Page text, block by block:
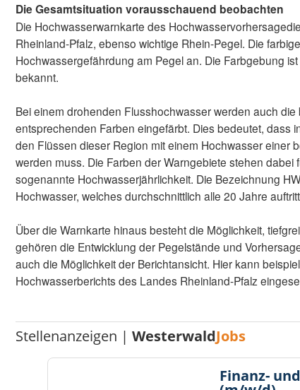
Die Gesamtsituation vorausschauend beobachten
Die Hochwasserwarnkarte des
Rheinland-Pfalz, ebenso wichtige Rhein-Pegel. Die
Hochwassergefährdung am Pegel an. Die Farbgebung
bekannt.
Bei einem drohenden Flusshochwasser werden auch
entsprechenden Farben eingefärbt. Dies bedeutet, dass
den Flüssen dieser Region mit einem Hochwasser einer
werden muss. Die Farben der Warngebiete stehen dabei
sogenannte Hochwasserjährlichkeit. Die Bezeichnung
Hochwasser, welches durchschnittlich alle 20 Jahre
Über die Warnkarte hinaus besteht die Möglichkeit,
gehören die Entwicklung der Pegelstände und
auch die Möglichkeit der Berichtansicht. Hier kann
Hochwasserberichts des Landes Rheinland-Pfalz
Stellenanzeigen |WesterwaldJobs
Finanz-